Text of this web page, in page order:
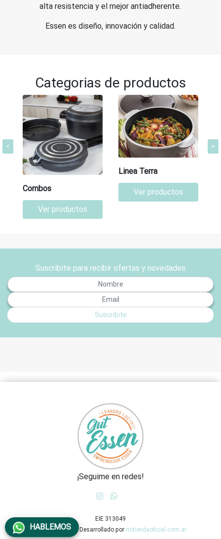
alta resistencia y el mejor antiadherente.
Essen es diseño, innovación y calidad.
Categorias de productos
Combos
Ver productos
Linea Terra
Ver productos
< >
Suscribite para recibir ofertas y novedades
Suscribite
¡Seguime en redes!
EIE 313049
2026 gutessen - Desarrollado por mitiendaoficial.com.ar
HABLEMOS